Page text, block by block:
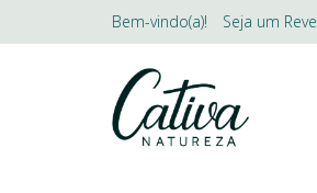
Bem-vindo(a)! Seja um
LINHAS